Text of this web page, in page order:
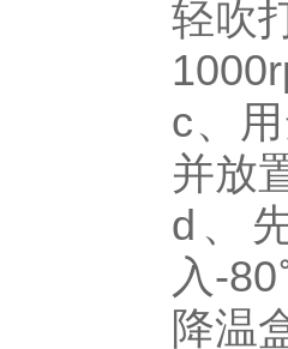
轻吹
c、
并放
d、
入-
降温